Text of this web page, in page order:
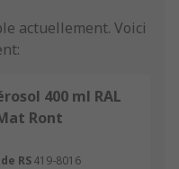
actuellement. Voici
400 ml RAL
Ront
RS419-8016